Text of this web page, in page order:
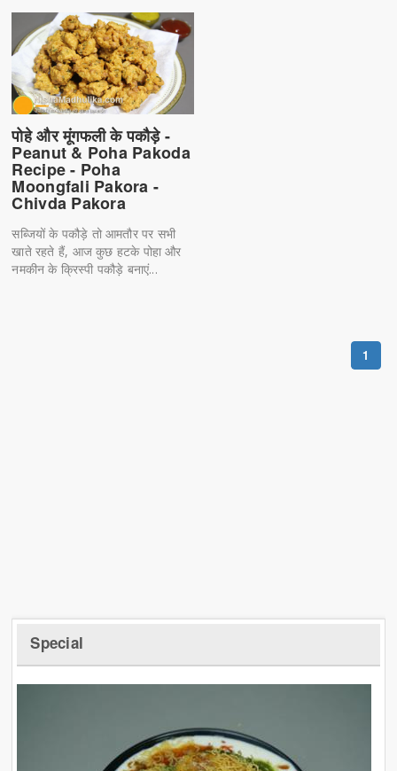
पोहे और मूंगफली के पकौड़े -
Peanut & Poha Pakoda
Recipe - Poha
Moongfali Pakora -
Chivda Pakora
सब्जियों के पकौड़े तो आमतौर पर सभी
खाते रहते हैं, आज कुछ हटके पोहा और
नमकीन के क्रिस्पी पकौड़े बनाएं...
1
Special